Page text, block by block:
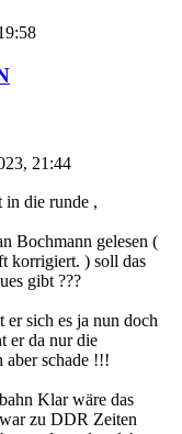
21:44
in die runde ,
Bochmann gelesen (
korrigiert. ) soll das
gibt ???
sich es ja nun doch
er da nur die
aber schade !!!
Klar wäre das
zu DDR Zeiten